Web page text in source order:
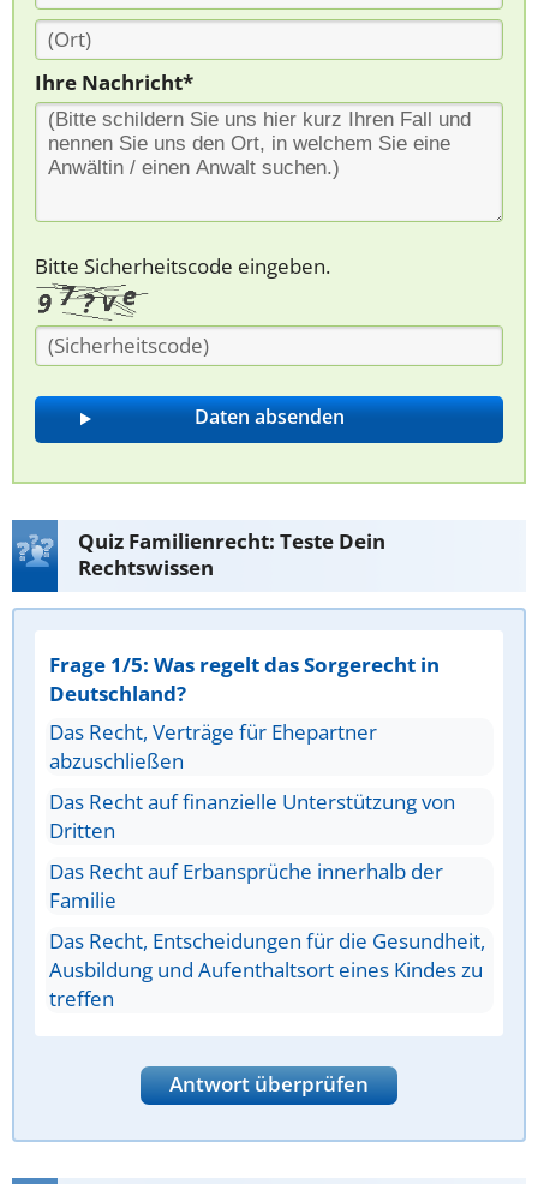
Ihre Nachricht*
Bitte Sicherheitscode eingeben.
Quiz Familienrecht: Teste Dein
Rechtswissen
Frage 1/5: Was regelt das Sorgerecht in
Deutschland?
Das Recht, Verträge für Ehepartner
abzuschließen
Das Recht auf finanzielle Unterstützung von
Dritten
Das Recht auf Erbansprüche innerhalb der
Familie
Das Recht, Entscheidungen für die Gesundheit,
Ausbildung und Aufenthaltsort eines Kindes zu
treffen
Antwort überprüfen